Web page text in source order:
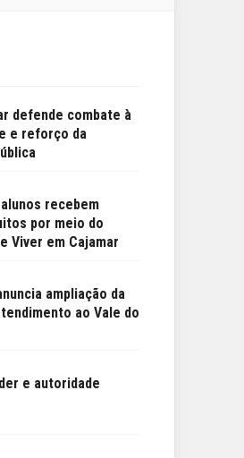
defende combate à
e reforço da
recebem
por meio do
Viver em Cajamar
ampliação da
ao Vale do
e autoridade